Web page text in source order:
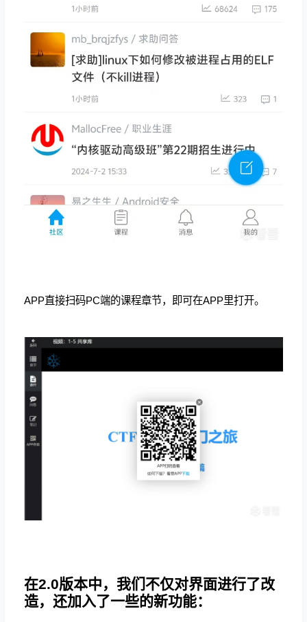
APP直接扫码PC端的课程章节，即可在APP里打开。
在2.0版本中，我们不仅对界面进行了改
造，还加入了一些的新功能：